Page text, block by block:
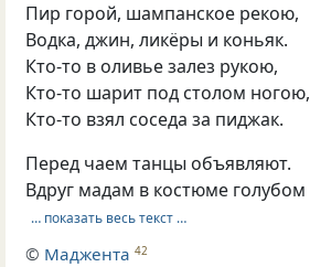
Пир горой, шампанское рекою,
Водка, джин, ликёры и коньяк.
Кто-то в оливье залез рукою,
Кто-то шарит под столом ногою,
Кто-то взял соседа за пиджак.
Перед чаем танцы объявляют.
Вдруг мадам в костюме голубом
… показать весь текст …
© Маджента 42